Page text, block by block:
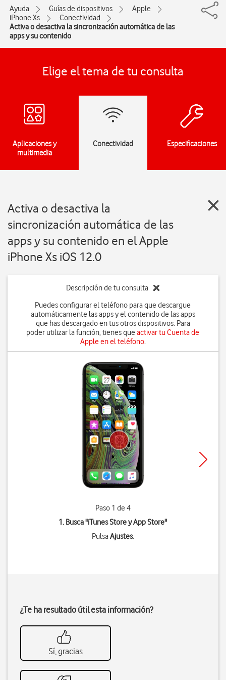
Ayuda Guías de dispositivos
Apple
iPhone Xs
Conectividad
Activa o desactiva la sincronización automática de las
apps y su contenido
Elige el tema de tu consulta
Aplicaciones y
multimedia
Conectividad Especificaciones
Activa o desactiva la
sincronización automática de las
apps y su contenido en el Apple
iPhone Xs iOS 12.0
Descripción de tu consulta
Puedes configurar el teléfono para que descargue
automáticamente las apps y el contenido de las apps
que has descargado en tus otros dispositivos. Para
poder utilizar la función, tienes queactivar tu Cuenta de
Apple en el teléfono.
Paso 1 de 4
1. Busca "iTunes Store y App Store"
PulsaAjustes.
¿Te ha resultado útil esta información?
Sí, gracias